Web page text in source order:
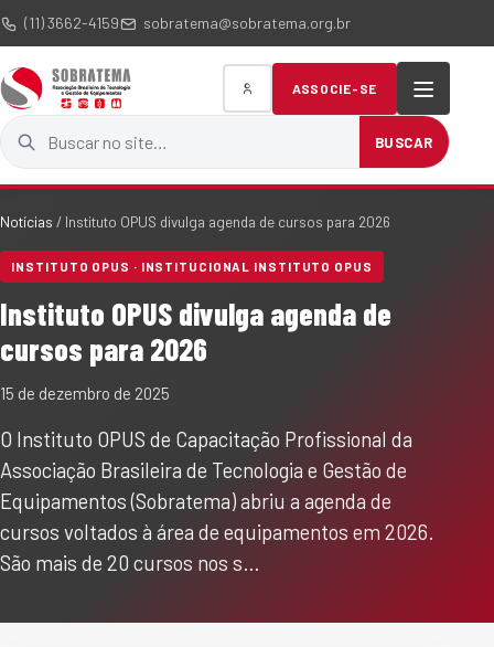
(11) 3662-4159 sobratema@sobratema.org.br
Buscar no site
BUSCAR
ASSOCIE-SE
Notícias / Instituto OPUS divulga agenda de cursos para 2026
INSTITUTO OPUS · INSTITUCIONAL INSTITUTO OPUS
Instituto OPUS divulga agenda de
cursos para 2026
15 de dezembro de 2025
O Instituto OPUS de Capacitação Profissional da
Associação Brasileira de Tecnologia e Gestão de
Equipamentos (Sobratema) abriu a agenda de
cursos voltados à área de equipamentos em 2026.
São mais de 20 cursos nos s…